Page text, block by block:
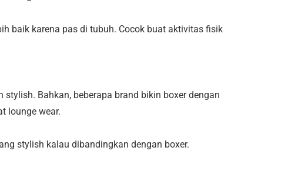
baik karena pas di tubuh. Cocok buat aktivitas fisik
Bahkan, beberapa brand bikin boxer dengan
lounge wear.
stylish kalau dibandingkan dengan boxer.